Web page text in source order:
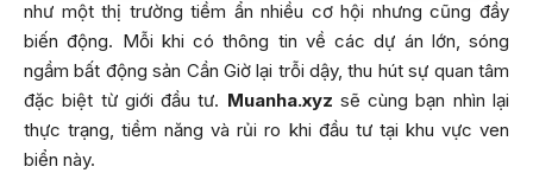
như một thị trường tiềm ẩn nhiều cơ hội nhưng cũng đầy
biến động. Mỗi khi có thông tin về các dự án lớn, sóng
ngầm bất động sản Cần Giờ lại trỗi dậy, thu hút sự quan tâm
đặc biệt từ giới đầu tư. Muanha.xyz sẽ cùng bạn nhìn lại
thực trạng, tiềm năng và rủi ro khi đầu tư tại khu vực ven
biển này.